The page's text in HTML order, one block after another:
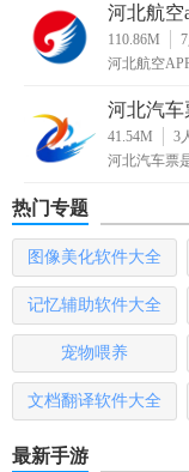
优惠活动也为旅客
一款值得推荐的航
河北航空
110.86M 7
河北航空
河北汽车
41.54M 3
河北汽车票
热门专题
图像美化软件大全
记忆辅助软件大全
宠物喂养
文档翻译软件大全
最新手游